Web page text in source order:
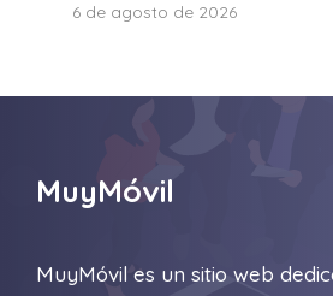
6 de agosto de 2026
MuyMóvil
MuyMóvil es un sitio web